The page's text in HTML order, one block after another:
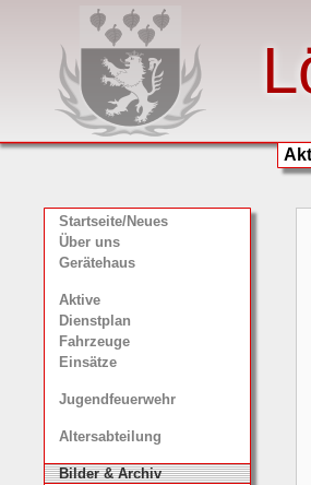
Startseite/Neues
Über uns
Gerätehaus
Aktive
Dienstplan
Fahrzeuge
Einsätze
Jugendfeuerwehr
Altersabteilung
Bilder & Archiv